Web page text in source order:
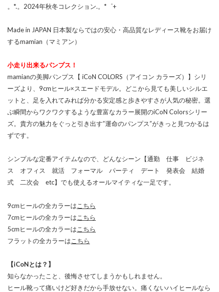
。*.。2024年秋冬コレクション.。*゜+
Made in JAPAN 日本製ならではの安心・高品質なレディース靴をお届け
するmamian（マミアン）
小走り出来るパンプス！
mamianの美脚パンプス【 iCoN COLORS（アイコン カラーズ）】シリ
ーズより、9cmヒール×スエードモデル。どこから見ても美しいシルエ
ットと、足を入れてみれば分かる安定感と歩きやすさが人気の秘密。選
ぶ瞬間からワクワクするような豊富なカラー展開のiCoN Colorsシリー
ズ。貴方の魅力をぐっと引き出す”運命のパンプス”がきっと見つかるは
ずです。
シンプルな定番アイテムなので、どんなシーン【通勤 仕事 ビジネ
ス オフィス 就活 フォーマル パーティ デート 発表会 結婚
式 二次会 etc】でも使えるオールマイティな一足です。
9cmヒールの全カラーは こちら
7cmヒールの全カラーは こちら
5cmヒールの全カラーは こちら
フラットの全カラーは こちら
【iCoNとは？】
知らなかったこと、後悔させてしまうかもしれません。
ヒール靴って痛いけど好きだから手放せない。痛くないハイヒールなら